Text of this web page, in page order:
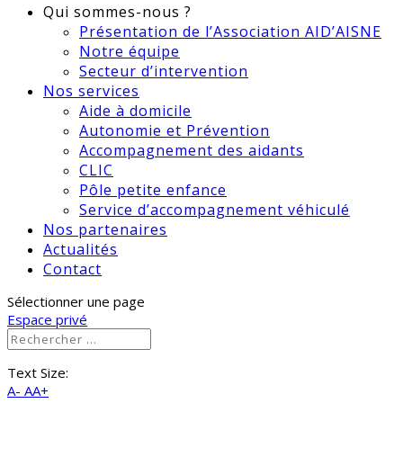
Qui sommes-nous ?
Présentation de l’Association AID’AISNE
Notre équipe
Secteur d’intervention
Nos services
Aide à domicile
Autonomie et Prévention
Accompagnement des aidants
CLIC
Pôle petite enfance
Service d’accompagnement véhiculé
Nos partenaires
Actualités
Contact
Sélectionner une page
Espace privé
Text Size:
A- AA+